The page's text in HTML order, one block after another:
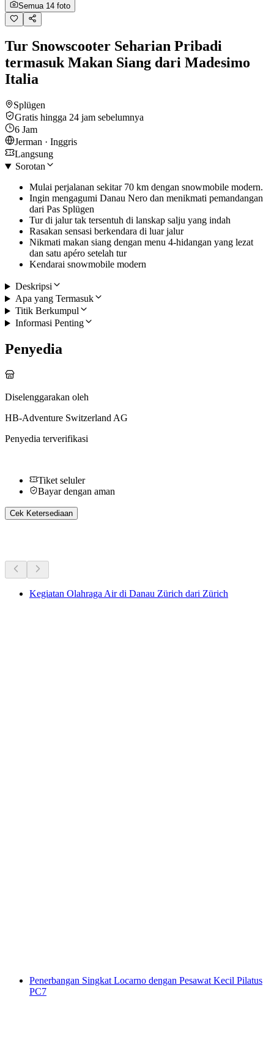
Semua 14 foto
Tur Snowscooter Seharian Pribadi
termasuk Makan Siang dari Madesimo
Italia
Splügen
Gratis hingga 24 jam sebelumnya
6 Jam
Jerman · Inggris
Langsung
Sorotan
Mulai perjalanan sekitar 70 km dengan snowmobile modern.
Ingin mengagumi Danau Nero dan menikmati pemandangan
dari Pas Splügen
Tur di jalur tak tersentuh di lanskap salju yang indah
Rasakan sensasi berkendara di luar jalur
Nikmati makan siang dengan menu 4-hidangan yang lezat
dan satu apéro setelah tur
Kendarai snowmobile modern
Deskripsi
Apa yang Termasuk
Titik Berkumpul
Informasi Penting
Penyedia
Diselenggarakan oleh
HB-Adventure Switzerland AG
Penyedia terverifikasi
Tiket seluler
Bayar dengan aman
Cek Ketersediaan
Kegiatan Olahraga Air di Danau Zürich dari Zürich
Penerbangan Singkat Locarno dengan Pesawat Kecil Pilatus
PC7